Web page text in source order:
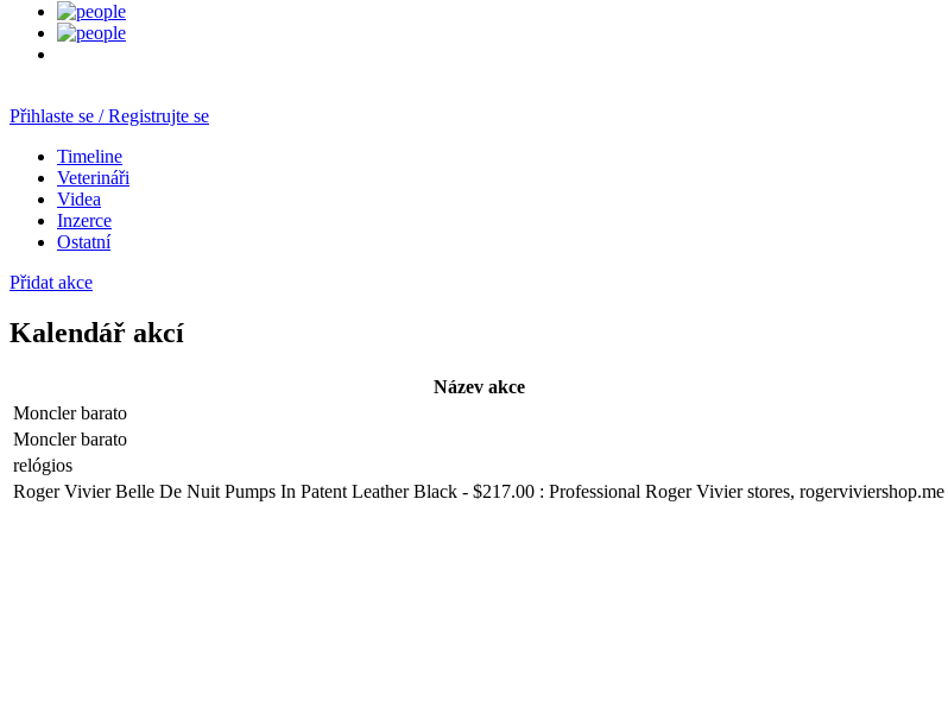
Přihlaste se / Registrujte se
Timeline
Veterináři
Videa
Inzerce
Ostatní
Přidat akce
Kalendář akcí
Název akce
Moncler barato
Moncler barato
relógios
Roger Vivier Belle De Nuit Pumps In Patent Leather Black - $217.00 : Professional Roger Vivier stores, rogerviviershop.me